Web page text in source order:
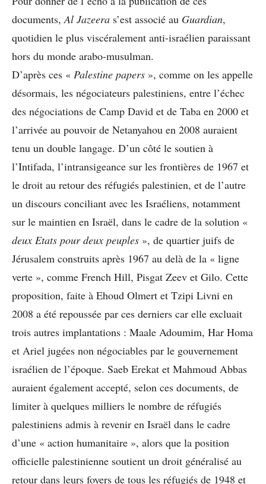
documents, Al Jazeera s’est associé au Guardian,
quotidien le plus viscéralement anti-israélien paraissant
hors du monde arabo-musulman.
D’après ces « Palestine papers », comme on les appelle
désormais, les négociateurs palestiniens, entre l’échec
des négociations de Camp David et de Taba en 2000 et
l’arrivée au pouvoir de Netanyahou en 2008 auraient
tenu un double langage. D’un côté le soutien à
l’Intifada, l’intransigeance sur les frontières de 1967 et
le droit au retour des réfugiés palestinien, et de l’autre
un discours conciliant avec les Israéliens, notamment
sur le maintien en Israël, dans le cadre de la solution «
deux Etats pour deux peuples », de quartier juifs de
Jérusalem construits après 1967 au delà de la « ligne
verte », comme French Hill, Pisgat Zeev et Gilo. Cette
proposition, faite à Ehoud Olmert et Tzipi Livni en
2008 a été repoussée par ces derniers car elle excluait
trois autres implantations : Maale Adoumim, Har Homa
et Ariel jugées non négociables par le gouvernement
israélien de l’époque. Saeb Erekat et Mahmoud Abbas
auraient également accepté, selon ces documents, de
limiter à quelques milliers le nombre de réfugiés
palestiniens admis à revenir en Israël dans le cadre
d’une « action humanitaire », alors que la position
officielle palestinienne soutient un droit généralisé au
retour dans leurs foyers de tous les réfugiés de 1948 et